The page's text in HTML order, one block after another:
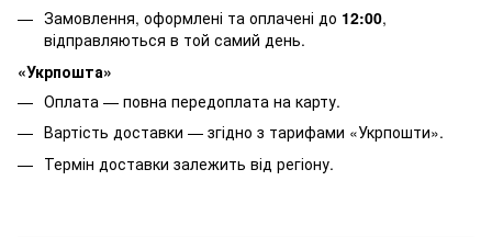
Замовлення, оформлені та оплачені до 12:00,
відправляються в той самий день.
«Укрпошта»
Оплата — повна передоплата на карту.
Вартість доставки — згідно з тарифами «Укрпошти».
Термін доставки залежить від регіону.